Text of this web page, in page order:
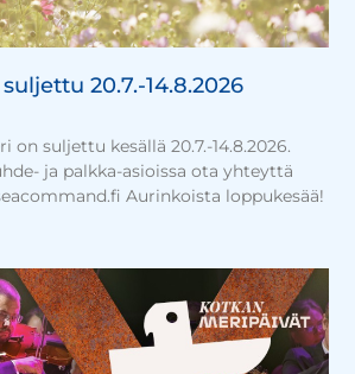
20.7.-14.8.2026
on suljettu kesällä 20.7.-14.8.2026.
ja palkka-asioissa ota yhteyttä
Aurinkoista loppukesää!